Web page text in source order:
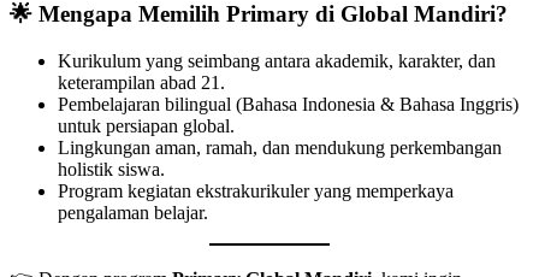
🌟 Mengapa Memilih Primary di Global Mandiri?
Kurikulum yang seimbang antara akademik, karakter, dan
keterampilan abad 21.
Pembelajaran bilingual (Bahasa Indonesia & Bahasa Inggris)
untuk persiapan global.
Lingkungan aman, ramah, dan mendukung perkembangan
holistik siswa.
Program kegiatan ekstrakurikuler yang memperkaya
pengalaman belajar.